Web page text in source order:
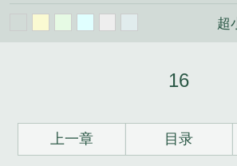
超
16
上一章 目录